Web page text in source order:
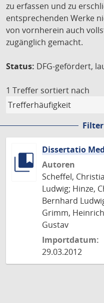
zu erfassen und zu
entsprechenden Werke
von vornherein auch
zugänglich gemacht.
Status: DFG-gefördert,
1 Treffer sortiert nach
Dissertatio
Autoren
Scheffel,
Ludwig; Hinze,
Bernhard
Grimm,
Gustav
Importdatum:
29.03.2012